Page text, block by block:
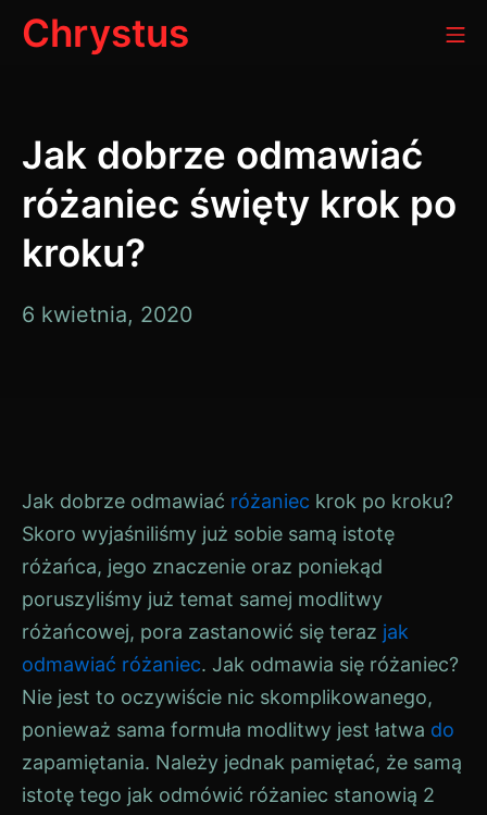
Przejdź
Chrystus
Jak dobrze odmawiać
różaniec święty krok po
kroku?
6 kwietnia, 2020
Jak dobrze odmawiać różaniec krok po kroku?
Skoro wyjaśniliśmy już sobie samą istotę
różańca, jego znaczenie oraz poniekąd
poruszyliśmy już temat samej modlitwy
różańcowej, pora zastanowić się teraz jak
odmawiać różaniec. Jak odmawia się różaniec?
Nie jest to oczywiście nic skomplikowanego,
ponieważ sama formuła modlitwy jest łatwa do
zapamiętania. Należy jednak pamiętać, że samą
istotę tego jak odmówić różaniec stanowią 2